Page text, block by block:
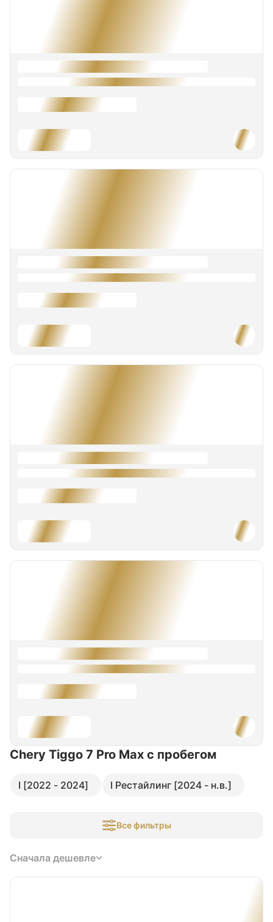
Chery Tiggo 7 Pro Max с пробегом
I [2022 - 2024] I Рестайлинг [2024 - н.в.]
Все фильтры
Сначала дешевле